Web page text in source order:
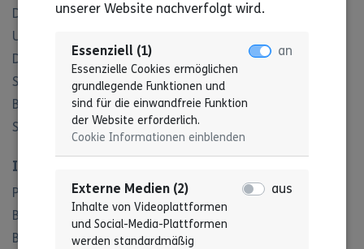
Das ist die Geschäftsstelle
Unser Referat Freiwilligendienst
Das ist unser Beirat für Menschen mit Behinderung
Satzung
Beitragsordnung
Struktur des Verbandes
Informationen
Projekte
Blog
Büro für Leichte Sprache
unserer Website nachverfolgt wird.
Essenziell (1)
Essenzielle Cookies ermöglichen
grundlegende Funktionen und
sind für die einwandfreie Funktion
der Website erforderlich.
Cookie Informationen einblenden
an
Externe Medien (2)
Inhalte von Videoplattformen
und Social-Media-Plattformen
werden standardmäßig
aus